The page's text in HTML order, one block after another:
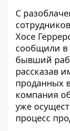
С
Хосе
сообщили в
бывший
рассказав
проданных
компания
уже
процесс